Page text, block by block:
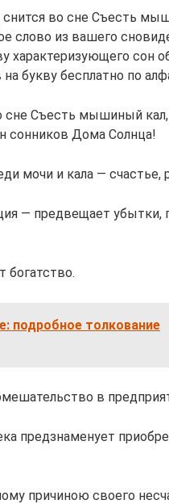
снится во сне Съесть
слово из вашего
характеризующего сон
букву бесплатно по
сне Съесть мышиный
сонников Дома Солнца!
мочи и кала — счастье,
— предвещает убытки,
богатство.
подробное толкование
в
предзнаменует
причиною своего